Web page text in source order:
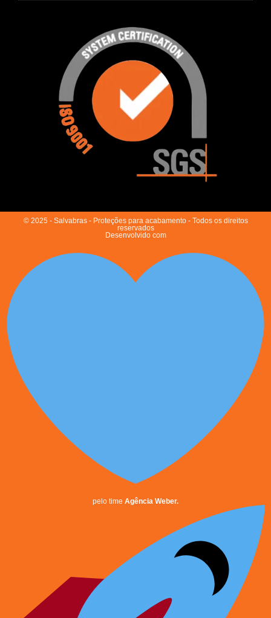
© 2025 - Salvabras - Proteções para acabamento - Todos os direitos
reservados
Desenvolvido com
pelo time Agência Weber.